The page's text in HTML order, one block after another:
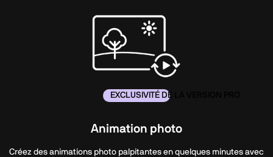
EXCLUSIVITÉ DE LA VERSION PRO
Animation photo
Créez des animations photo palpitantes en quelques minutes avec